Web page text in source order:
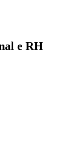
e RH